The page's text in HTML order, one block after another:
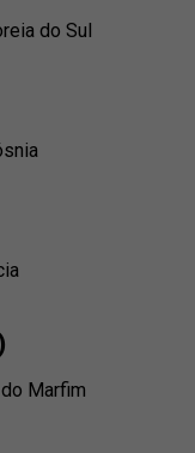
do Sul
Marfim